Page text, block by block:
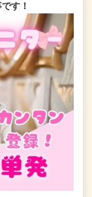
す！